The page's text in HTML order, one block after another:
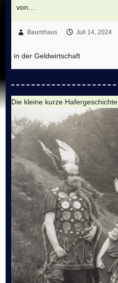
von…
Baumhaus Juli 14, 2024
in der Geldwirtschaft
Die kleine kurze Hafergeschichte